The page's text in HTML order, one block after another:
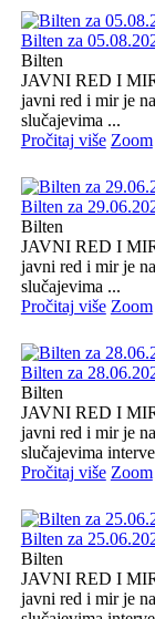
Bilten za
Bilten
JAVNI RED I
javni red i mir je
slučajevima ...
Pročitaj više Zoom
Bilten za
Bilten
JAVNI RED I
javni red i mir je
slučajevima ...
Pročitaj više Zoom
Bilten za
Bilten
JAVNI RED I
javni red i mir je
slučajevima
Pročitaj više Zoom
Bilten za
Bilten
JAVNI RED I
javni red i mir je